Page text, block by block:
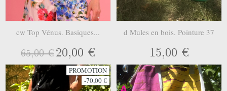
cw Top Vénus. Basiques...
65,00 €20,00 €
d Mules en bois. Pointure 37
15,00 €
PROMOTION
-70,00 €